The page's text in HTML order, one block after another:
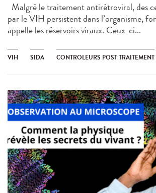
Malgré le traitement antirétroviral, des
par le VIH persistent dans l’organisme,
appelle les réservoirs viraux. Ceux-ci...
VIH SIDA CONTROLEURS POST TRAITEMENT